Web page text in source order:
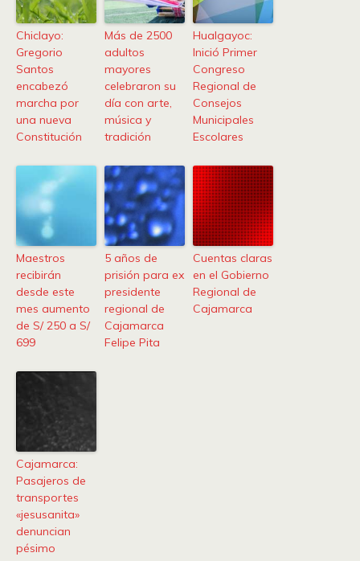
Chiclayo:
Gregorio
Santos
encabezó
marcha por
una nueva
Constitución
Más de 2500
adultos
mayores
celebraron su
día con arte,
música y
tradición
Hualgayoc:
Inició Primer
Congreso
Regional de
Consejos
Municipales
Escolares
Maestros
recibirán
desde este
mes aumento
de S/ 250 a S/
699
5 años de
prisión para ex
presidente
regional de
Cajamarca
Felipe Pita
Cuentas claras
en el Gobierno
Regional de
Cajamarca
Cajamarca:
Pasajeros de
transportes
«jesusanita»
denuncian
pésimo